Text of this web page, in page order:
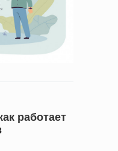
работает